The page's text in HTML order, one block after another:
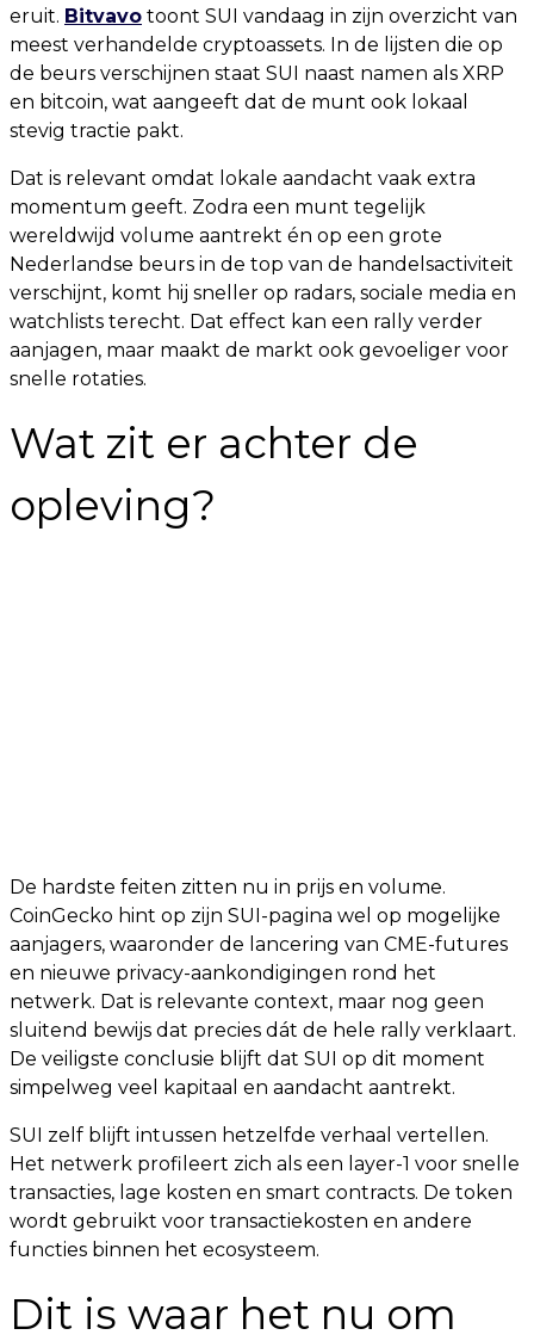
eruit. Bitvavo toont SUI vandaag in zijn overzicht van
meest verhandelde cryptoassets. In de lijsten die op
de beurs verschijnen staat SUI naast namen als XRP
en bitcoin, wat aangeeft dat de munt ook lokaal
stevig tractie pakt.
Dat is relevant omdat lokale aandacht vaak extra
momentum geeft. Zodra een munt tegelijk
wereldwijd volume aantrekt én op een grote
Nederlandse beurs in de top van de handelsactiviteit
verschijnt, komt hij sneller op radars, sociale media en
watchlists terecht. Dat effect kan een rally verder
aanjagen, maar maakt de markt ook gevoeliger voor
snelle rotaties.
Wat zit er achter de
opleving?
De hardste feiten zitten nu in prijs en volume.
CoinGecko hint op zijn SUI-pagina wel op mogelijke
aanjagers, waaronder de lancering van CME-futures
en nieuwe privacy-aankondigingen rond het
netwerk. Dat is relevante context, maar nog geen
sluitend bewijs dat precies dát de hele rally verklaart.
De veiligste conclusie blijft dat SUI op dit moment
simpelweg veel kapitaal en aandacht aantrekt.
SUI zelf blijft intussen hetzelfde verhaal vertellen.
Het netwerk profileert zich als een layer-1 voor snelle
transacties, lage kosten en smart contracts. De token
wordt gebruikt voor transactiekosten en andere
functies binnen het ecosysteem.
Dit is waar het nu om